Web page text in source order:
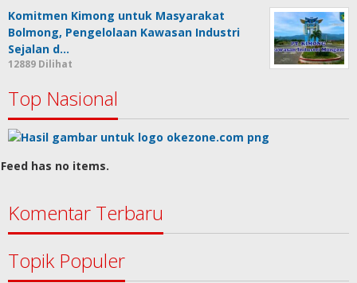
Komitmen Kimong untuk Masyarakat
Bolmong, Pengelolaan Kawasan Industri
Sejalan d…
12889 Dilihat
Top Nasional
Feed has no items.
Komentar Terbaru
Topik Populer